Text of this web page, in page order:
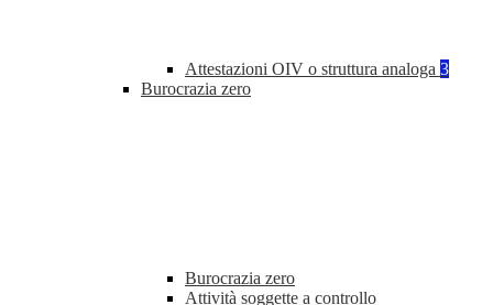
Attestazioni OIV o struttura analoga 3
Burocrazia zero
Burocrazia zero
Attività soggette a controllo